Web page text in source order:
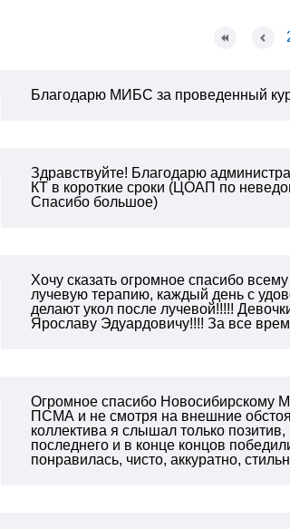
Благодарю МИБС за проведенный
Здравствуйте! Благодарю
КТ в короткие сроки (ЦОАП по
Спасибо большое)
Хочу сказать огромное спасибо
лучевую терапию, каждый день с
делают укол после лучевой!!!!!
Ярославу Эдуардовичу!!!! За все
Огромное спасибо Новосибирскому
ПСМА и не смотря на внешние
коллектива я слышал только
последнего и в конце концов
понравилась, чисто, аккуратно,